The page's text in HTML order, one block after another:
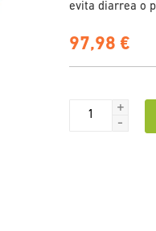
evita diarrea o
97,98 €
+
-